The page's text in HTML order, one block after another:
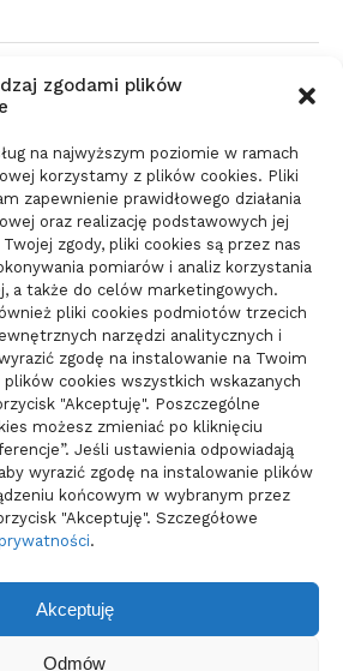
zgodami plików
na najwyższym poziomie w ramach
korzystamy z plików cookies. Pliki
zapewnienie prawidłowego działania
oraz realizację podstawowych jej
zgody, pliki cookies są przez nas
pomiarów i analiz korzystania
a także do celów marketingowych.
pliki cookies podmiotów trzecich
narzędzi analitycznych i
zgodę na instalowanie na Twoim
cookies wszystkich wskazanych
"Akceptuję". Poszczególne
możesz zmieniać po kliknięciu
Jeśli ustawienia odpowiadają
wyrazić zgodę na instalowanie plików
końcowym w wybranym przez
"Akceptuję". Szczegółowe
.
Akceptuję
Odmów
prywatnie czy na
NFZ: ścieżka dostępu
biura rachunkowego:
dokumenty i terminy
06/2026